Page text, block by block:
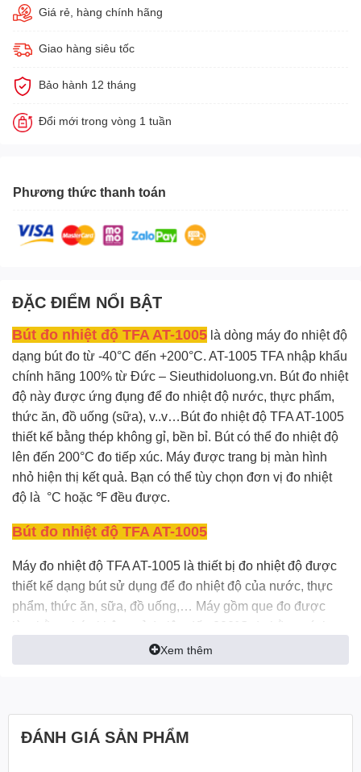
Giá rẻ, hàng chính hãng
Giao hàng siêu tốc
Bảo hành 12 tháng
Đổi mới trong vòng 1 tuần
Phương thức thanh toán
ĐẶC ĐIỂM NỔI BẬT
Bút đo nhiệt độ TFA AT-1005 là dòng máy đo nhiệt độ
dạng bút đo từ -40°C đến +200°C. AT-1005 TFA nhập khẩu
chính hãng 100% từ Đức – Sieuthidoluong.vn. Bút đo nhiệt
độ này được ứng đụng để đo nhiệt độ nước, thực phẩm,
thức ăn, đồ uống (sữa), v..v…Bút đo nhiệt độ TFA AT-1005
thiết kế bằng thép không gỉ, bền bỉ. Bút có thể đo nhiệt độ
lên đến 200°C đo tiếp xúc. Máy được trang bị màn hình
nhỏ hiện thị kết quả. Bạn có thể tùy chọn đơn vị đo nhiệt
độ là °C hoặc ℉ đều được.
Bút đo nhiệt độ TFA AT-1005
Máy đo nhiệt độ TFA AT-1005 là thiết bị đo nhiệt độ được
thiết kế dạng bút sử dụng để đo nhiệt độ của nước, thực
phẩm, thức ăn, sữa, đồ uống,… Máy gồm que đo được
làm bằng thép không gỉ đo lên đến 200°C đo bằng cách
tiếp xúc. Phần dưới là máy có màn hình hiển thị kết quả,
cho phép bạn tùy chọn hiển thị đơn vị °C hoặc ℉.
Xem thêm
ĐÁNH GIÁ SẢN PHẨM